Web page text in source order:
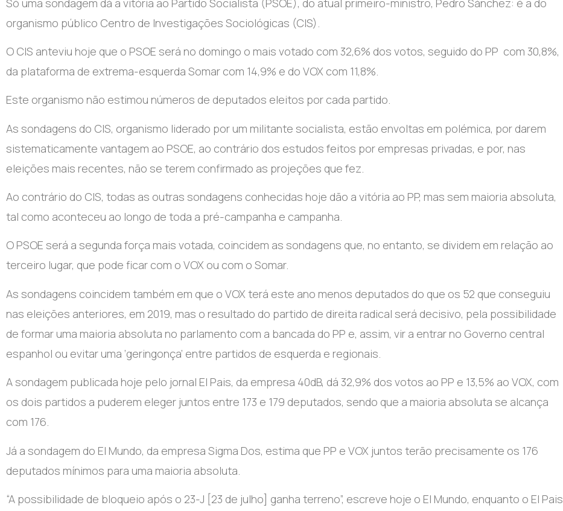
organismo público Centro de Investigações Sociológicas (CIS).
O CIS anteviu hoje que o PSOE será no domingo o mais votado com 32,6% dos votos, seguido do PP com 30,8%,
da plataforma de extrema-esquerda Somar com 14,9% e do VOX com 11,8%.
Este organismo não estimou números de deputados eleitos por cada partido.
As sondagens do CIS, organismo liderado por um militante socialista, estão envoltas em polémica, por darem
sistematicamente vantagem ao PSOE, ao contrário dos estudos feitos por empresas privadas, e por, nas
eleições mais recentes, não se terem confirmado as projeções que fez.
Ao contrário do CIS, todas as outras sondagens conhecidas hoje dão a vitória ao PP, mas sem maioria absoluta,
tal como aconteceu ao longo de toda a pré-campanha e campanha.
O PSOE será a segunda força mais votada, coincidem as sondagens que, no entanto, se dividem em relação ao
terceiro lugar, que pode ficar com o VOX ou com o Somar.
As sondagens coincidem também em que o VOX terá este ano menos deputados do que os 52 que conseguiu
nas eleições anteriores, em 2019, mas o resultado do partido de direita radical será decisivo, pela possibilidade
de formar uma maioria absoluta no parlamento com a bancada do PP e, assim, vir a entrar no Governo central
espanhol ou evitar uma ‘geringonça’ entre partidos de esquerda e regionais.
A sondagem publicada hoje pelo jornal El Pais, da empresa 40dB, dá 32,9% dos votos ao PP e 13,5% ao VOX, com
os dois partidos a puderem eleger juntos entre 173 e 179 deputados, sendo que a maioria absoluta se alcança
com 176.
Já a sondagem do El Mundo, da empresa Sigma Dos, estima que PP e VOX juntos terão precisamente os 176
deputados mínimos para uma maioria absoluta.
“A possibilidade de bloqueio após o 23-J [23 de julho] ganha terreno”, escreve hoje o El Mundo, enquanto o El Pais